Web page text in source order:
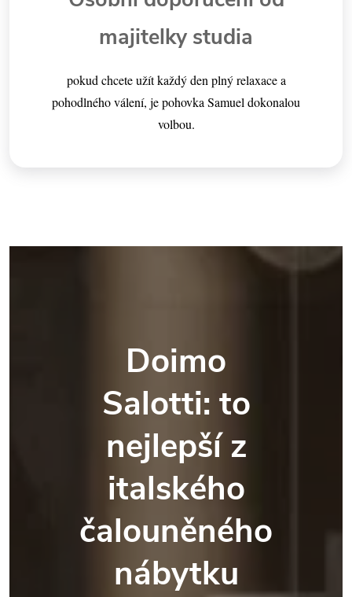
majitelky studia
pokud chcete užít každý den plný relaxace a
pohodlného válení, je pohovka Samuel dokonalou
volbou.
Doimo
Salotti: to
nejlepší z
italského
čalouněného
nábytku